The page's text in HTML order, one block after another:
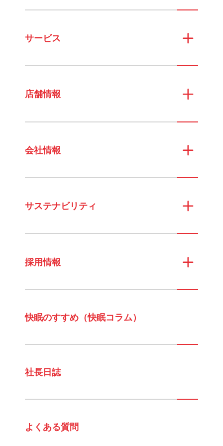
サービス
店舗情報
会社情報
サステナビリティ
採用情報
快眠のすすめ（快眠コラム）
社長日誌
よくある質問